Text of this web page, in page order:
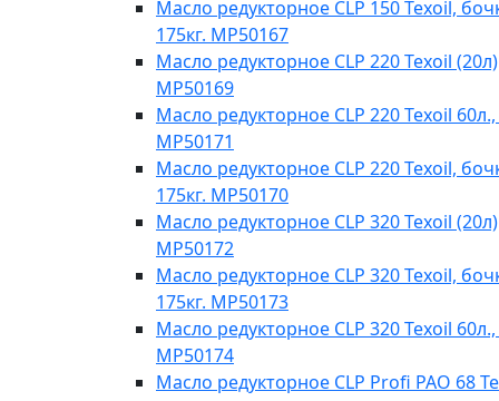
Масло редукторное CLP 150 Texoil,
175кг. MP50167
Масло редукторное CLP 220 Texoil (20л)
MP50169
Масло редукторное CLP 220 Texoil
MP50171
Масло редукторное CLP 220 Texoil,
175кг. MP50170
Масло редукторное CLP 320 Texoil (20л)
MP50172
Масло редукторное CLP 320 Texoil,
175кг. MP50173
Масло редукторное CLP 320 Texoil
MP50174
Масло редукторное CLP Profi PAO 68